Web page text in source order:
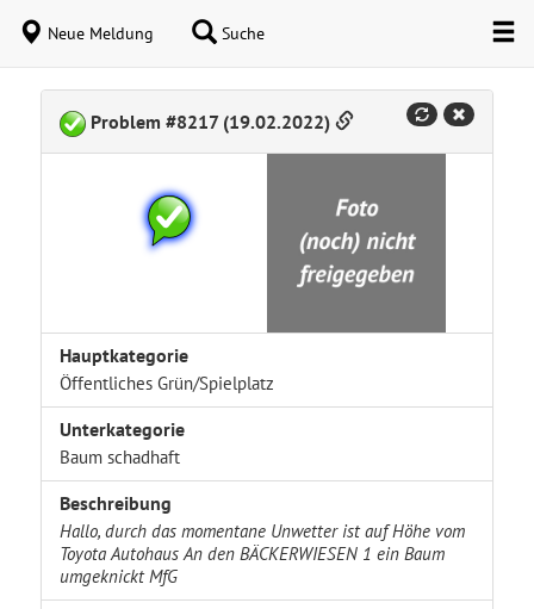
Neue Meldung Suche
Problem #8217 (19.02.2022)
Hauptkategorie
Öffentliches Grün/Spielplatz
Unterkategorie
Baum schadhaft
Beschreibung
Hallo, durch das momentane Unwetter ist auf Höhe vom
Toyota Autohaus An den BÄCKERWIESEN 1 ein Baum
umgeknickt MfG